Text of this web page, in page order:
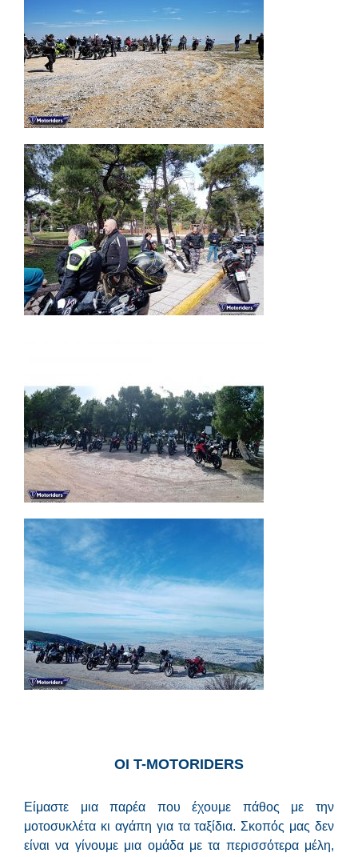
11.04.21 Κιθαιρώνας
Εξορμήσεις 2021
Πάρνηθα 22.02.21
Εξορμήσεις 2021 Εξορμήσεις εντός Ελλάδος
Λαύριο 07.02.21
Εξορμήσεις 2021
Υμηττός 24.01.21
Εξορμήσεις 2021
ΟΙ Τ-MOTORIDERS
Είμαστε μια παρέα που έχουμε πάθος με την
μοτοσυκλέτα κι αγάπη για τα ταξίδια. Σκοπός μας δεν
είναι να γίνουμε μια ομάδα με τα περισσότερα μέλη,